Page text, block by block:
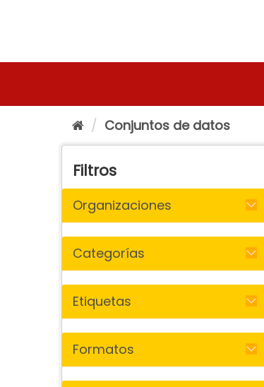
Conjuntos de datos
Filtros
Organizaciones
Categorías
Etiquetas
Formatos